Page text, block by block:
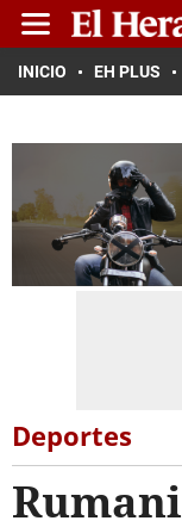
INICIO EH PLUS
Deportes